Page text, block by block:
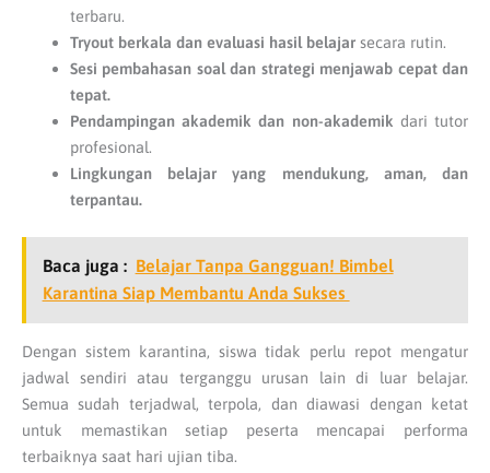
terbaru.
Tryout berkala dan evaluasi hasil belajarsecara rutin.
Sesi pembahasan soal dan strategi menjawab cepat dan
tepat.
Pendampingan akademik dan non-akademik dari tutor
profesional.
Lingkungan belajar yang mendukung, aman, dan
terpantau.
Baca juga : Belajar Tanpa Gangguan! Bimbel
Karantina Siap Membantu Anda Sukses
Dengan sistem karantina, siswa tidak perlu repot mengatur
jadwal sendiri atau terganggu urusan lain di luar belajar.
Semua sudah terjadwal, terpola, dan diawasi dengan ketat
untuk memastikan setiap peserta mencapai performa
terbaiknya saat hari ujian tiba.